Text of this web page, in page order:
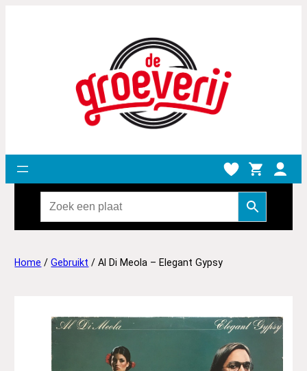
Home /Gebruikt / Al Di Meola – Elegant Gypsy